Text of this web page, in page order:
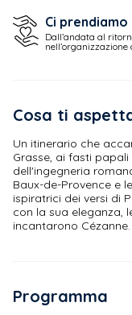
Ci
Dall’andata al
Cosa ti
Un itinerario che
Grasse, ai fasti
dell'ingegneria
Baux-de-Provence e
ispiratrici dei versi di
con la sua eleganza,
incantarono Cézanne.
Programma